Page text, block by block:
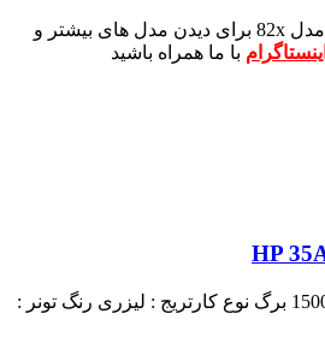
برای دیدن مدل های بیشتر و
اینستاگرام با ما همراه باشید
نوع کارتریج : لیزری رنگ تونر :